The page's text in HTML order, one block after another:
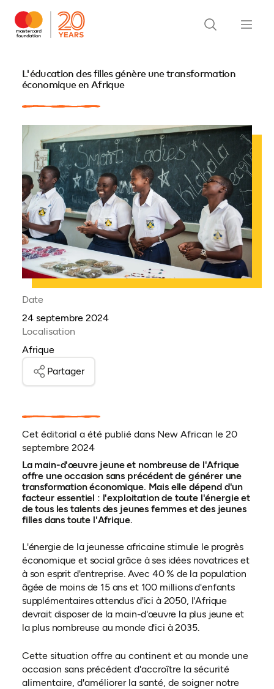
L'éducation des filles génère une transformation
économique en Afrique
Date
24 septembre 2024
Localisation
Afrique
Partager
Cet éditorial a été publié dans New African le 20
septembre 2024
La main-d'œuvre jeune et nombreuse de l'Afrique
offre une occasion sans précédent de générer une
transformation économique. Mais elle dépend d'un
facteur essentiel : l'exploitation de toute l'énergie et
de tous les talents des jeunes femmes et des jeunes
filles dans toute l'Afrique.
L'énergie de la jeunesse africaine stimule le progrès
économique et social grâce à ses idées novatrices et
à son esprit d'entreprise. Avec 40 % de la population
âgée de moins de 15 ans et 100 millions d'enfants
supplémentaires attendus d'ici à 2050, l'Afrique
devrait disposer de la main-d'œuvre la plus jeune et
la plus nombreuse au monde d'ici à 2035.
Cette situation offre au continent et au monde une
occasion sans précédent d'accroître la sécurité
alimentaire, d'améliorer la santé, de soigner notre